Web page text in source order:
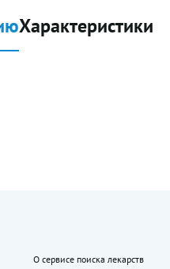
Характеристики
О сервисе поиска лекарств